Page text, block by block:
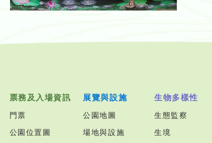
票務及入場資訊
門票
公園位置圖
展覽與設施
公園地圖
場地與設施
生物多樣性
生態監察
生境